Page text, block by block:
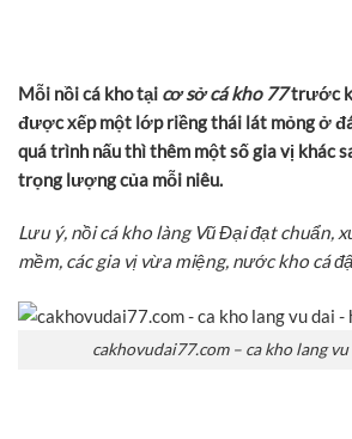
Mỗi nồi cá kho tại cơ sở cá kho 77trước
được xếp một lớp riềng thái lát mỏng ở
quá trình nấu thì thêm một số gia vị khác
trọng lượng của mỗi niêu.
Lưu ý, nồi cá kho làng Vũ Đại đạt chuẩn,
mềm, các gia vị vừa miệng, nước kho cá
cakhovudai77.com – ca kho lang